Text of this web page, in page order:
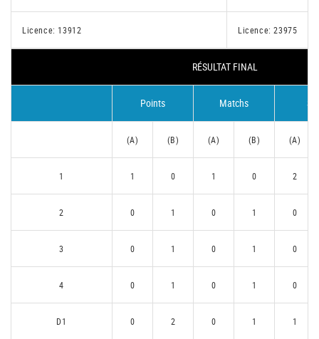
Licence: 13912 Licence: 23975
RÉSULTAT FINAL
Points Matchs
(A) (B) (A) (B) (A)
1 1 0 1 0 2
2 0 1 0 1 0
3 0 1 0 1 0
4 0 1 0 1 0
D1 0 2 0 1 1